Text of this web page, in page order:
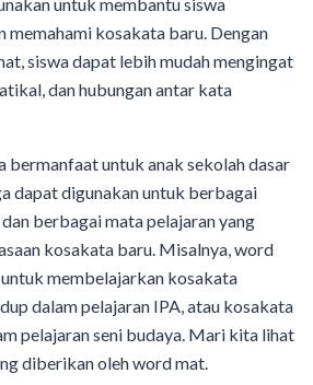
memahami kosakata baru. Dengan
siswa dapat lebih mudah mengingat
dan hubungan antar kata
bermanfaat untuk anak sekolah dasar
dapat digunakan untuk berbagai
berbagai mata pelajaran yang
kosakata baru. Misalnya, word
membelajarkan kosakata
dalam pelajaran IPA, atau kosakata
pelajaran seni budaya. Mari kita lihat
diberikan oleh word mat.